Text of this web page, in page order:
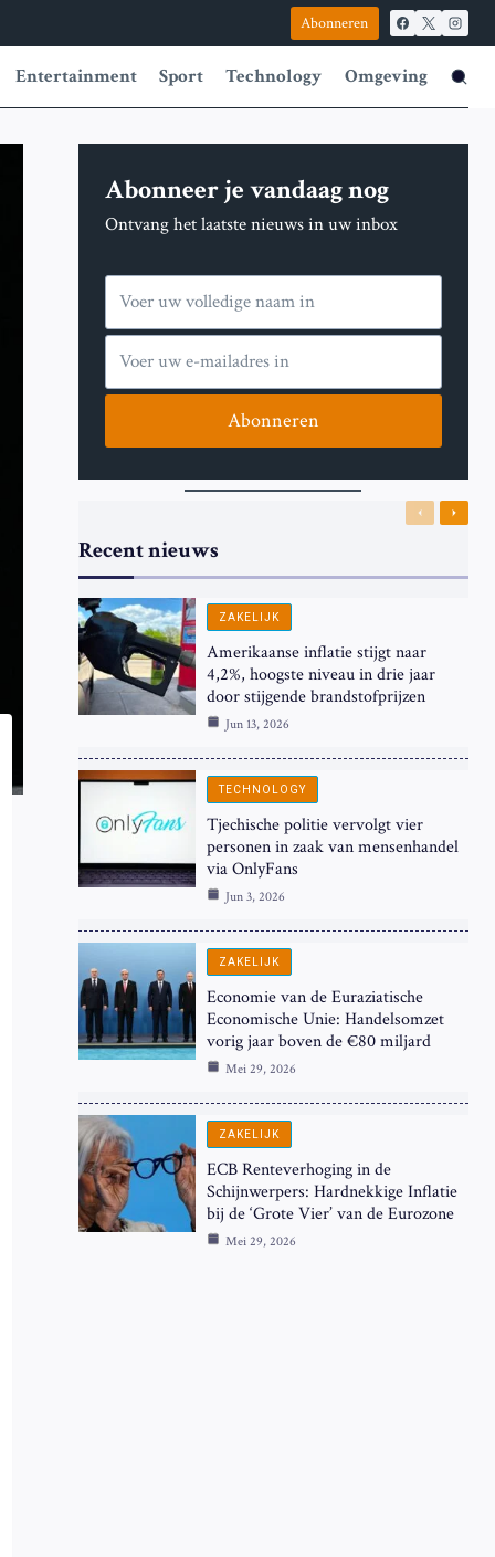
Abonneren
Entertainment Sport Technology Omgeving
Abonneer je vandaag nog
Ontvang het laatste nieuws in uw inbox
Abonneren
Recent nieuws
Previous
Next
ZAKELIJK
Amerikaanse inflatie stijgt naar
4,2%, hoogste niveau in drie jaar
door stijgende brandstofprijzen
Jun 13, 2026
TECHNOLOGY
Tjechische politie vervolgt vier
personen in zaak van mensenhandel
via OnlyFans
Jun 3, 2026
ZAKELIJK
Economie van de Euraziatische
Economische Unie: Handelsomzet
vorig jaar boven de €80 miljard
Mei 29, 2026
ZAKELIJK
ECB Renteverhoging in de
Schijnwerpers: Hardnekkige Inflatie
bij de ‘Grote Vier’ van de Eurozone
Mei 29, 2026